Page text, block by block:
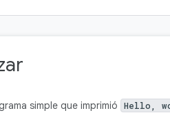
simple que imprimió Hello,